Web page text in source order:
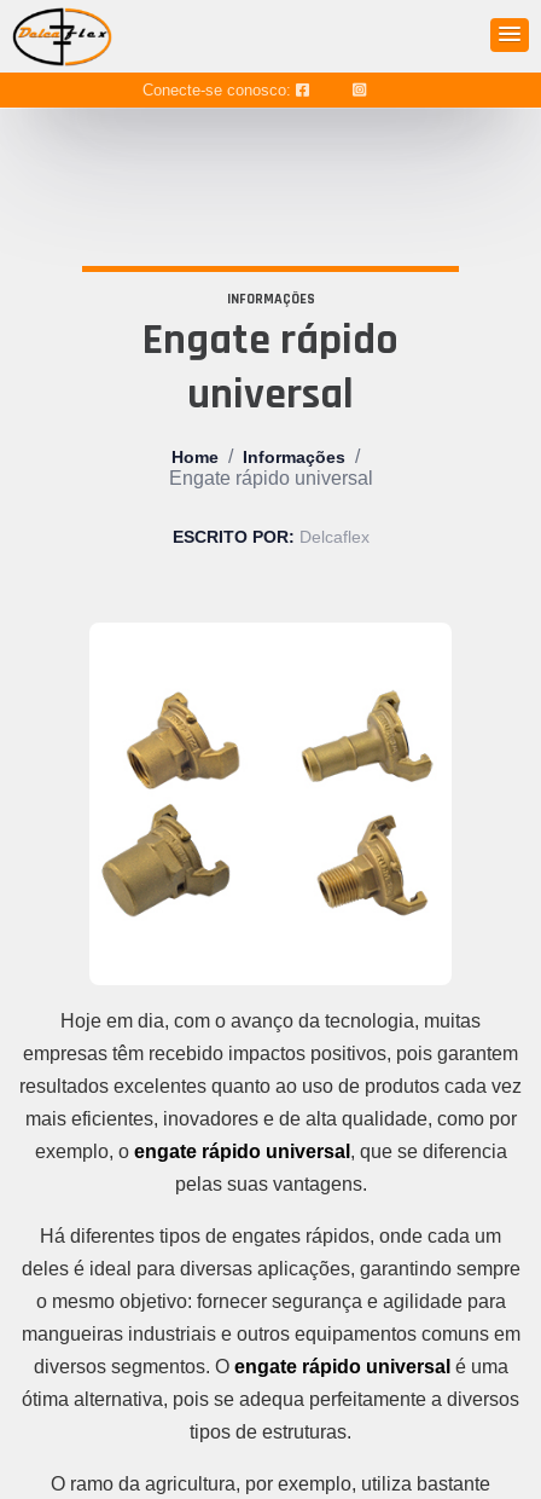
Conecte-se conosco:
INFORMAÇÕES
Engate rápido
universal
Home / Informações /
Engate rápido universal
ESCRITO POR: Delcaflex
Hoje em dia, com o avanço da tecnologia, muitas
empresas têm recebido impactos positivos, pois garantem
resultados excelentes quanto ao uso de produtos cada vez
mais eficientes, inovadores e de alta qualidade, como por
exemplo, o engate rápido universal , que se diferencia
pelas suas vantagens.
Há diferentes tipos de engates rápidos, onde cada um
deles é ideal para diversas aplicações, garantindo sempre
o mesmo objetivo: fornecer segurança e agilidade para
mangueiras industriais e outros equipamentos comuns em
diversos segmentos. O engate rápido universal é uma
ótima alternativa, pois se adequa perfeitamente a diversos
tipos de estruturas.
O ramo da agricultura, por exemplo, utiliza bastante